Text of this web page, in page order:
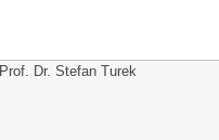
Prof. Dr. Stefan Turek